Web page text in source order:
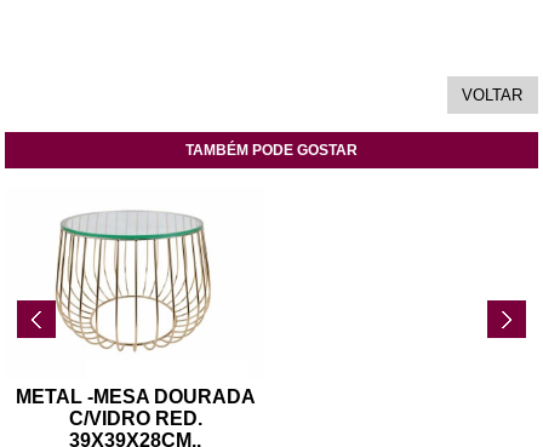
TAMBÉM PODE GOSTAR
METAL -MESA DOURADA
C/VIDRO RED.
39X39X28CM..